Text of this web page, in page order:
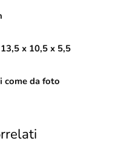
x 10,5 x 5,5
come da foto